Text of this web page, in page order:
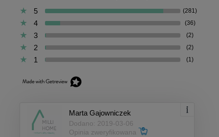
5
(281)
4 (36)
3 (2)
2 (2)
1 (1)
Marta Gajowniczek
Dodano: 2019-03-06
Opinia zweryfikowana